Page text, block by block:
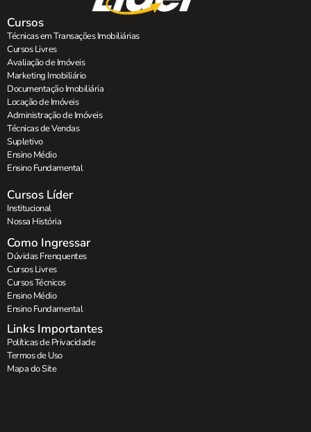
Cursos
Técnicas em Transações Imobiliárias
Cursos Livres
Avaliação de Imóveis
Marketing Imobiliário
Documentação Imobiliária
Locação de Imóveis
Administração de Imóveis
Técnicas de Vendas
Supletivo
Ensino Médio
Ensino Fundamental
Cursos Líder
Institucional
Nossa História
Como Ingressar
Dúvidas Frenquentes
Cursos Livres
Cursos Técnicos
Ensino Médio
Ensino Fundamental
Links Importantes
Políticas de Privacidade
Termos de Uso
Mapa do Site